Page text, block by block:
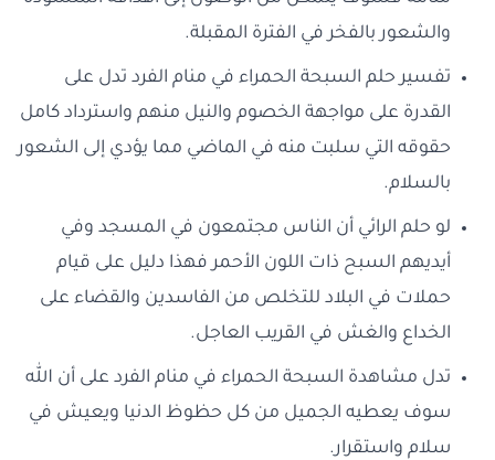
والشعور بالفخر في الفترة المقبلة.
تفسير حلم السبحة الحمراء في منام الفرد تدل على
القدرة على مواجهة الخصوم والنيل منهم واسترداد كامل
حقوقه التي سلبت منه في الماضي مما يؤدي إلى الشعور
بالسلام.
لو حلم الرائي أن الناس مجتمعون في المسجد وفي
أيديهم السبح ذات اللون الأحمر فهذا دليل على قيام
حملات في البلاد للتخلص من الفاسدين والقضاء على
الخداع والغش في القريب العاجل.
تدل مشاهدة السبحة الحمراء في منام الفرد على أن الله
سوف يعطيه الجميل من كل حظوظ الدنيا ويعيش في
سلام واستقرار.